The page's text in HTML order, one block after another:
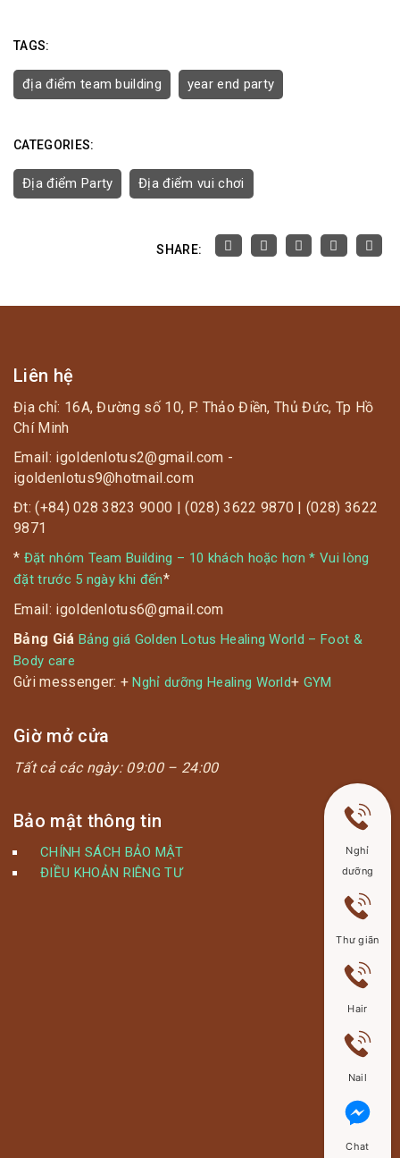
TAGS:
địa điểm team building year end party
CATEGORIES:
Địa điểm Party Địa điểm vui chơi
SHARE:
Liên hệ
Địa chỉ: 16A, Đường số 10, P. Thảo Điền, Thủ Đức, Tp Hồ
Chí Minh
Email: igoldenlotus2@gmail.com -
igoldenlotus9@hotmail.com
Đt: (+84) 028 3823 9000 | (028) 3622 9870 | (028) 3622
9871
* Đặt nhóm Team Building – 10 khách hoặc hơn * Vui lòng
đặt trước 5 ngày khi đến*
Email: igoldenlotus6@gmail.com
Bảng Giá Bảng giá Golden Lotus Healing World – Foot &
Body care
Gửi messenger: +Nghỉ dưỡng Healing World+ GYM
Giờ mở cửa
Tất cả các ngày: 09:00 – 24:00
Bảo mật thông tin
CHÍNH SÁCH BẢO MẬT
ĐIỀU KHOẢN RIÊNG TƯ
Nghỉ
dưỡng
Thư giãn
Hair
Nail
Chat